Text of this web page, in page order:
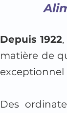
Depuis 1922
matière de
exceptionnel
Des